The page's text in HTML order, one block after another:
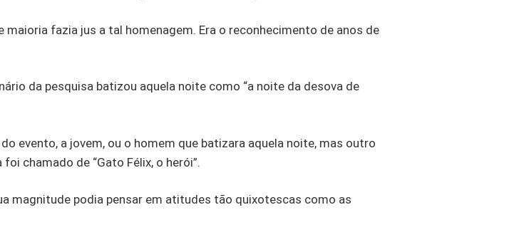
maioria fazia jus a tal homenagem. Era o reconhecimento de anos de
da pesquisa batizou aquela noite como “a noite da desova de
evento, a jovem, ou o homem que batizara aquela noite, mas outro
chamado de “Gato Félix, o herói”.
magnitude podia pensar em atitudes tão quixotescas como as